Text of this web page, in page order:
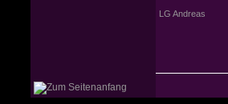
LG Andreas